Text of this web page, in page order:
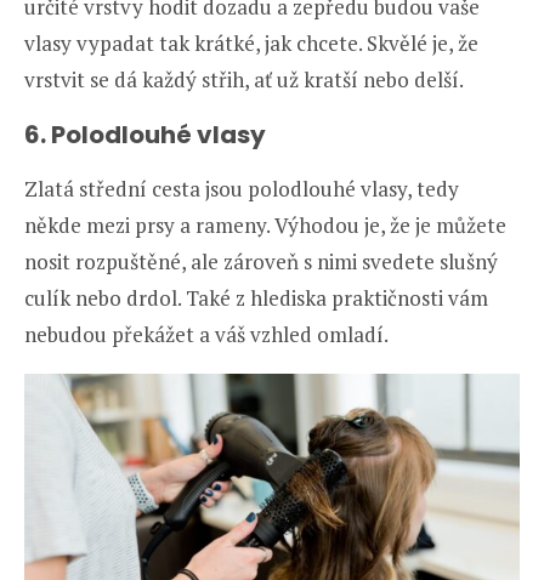
určité vrstvy hodit dozadu a zepředu budou vaše
vlasy vypadat tak krátké, jak chcete. Skvělé je, že
vrstvit se dá každý střih, ať už kratší nebo delší.
6. Polodlouhé vlasy
Zlatá střední cesta jsou polodlouhé vlasy, tedy
někde mezi prsy a rameny. Výhodou je, že je můžete
nosit rozpuštěné, ale zároveň s nimi svedete slušný
culík nebo drdol. Také z hlediska praktičnosti vám
nebudou překážet a váš vzhled omladí.